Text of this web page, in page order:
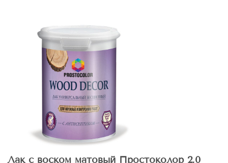
Лак с воском матовый Простоколор 2,0